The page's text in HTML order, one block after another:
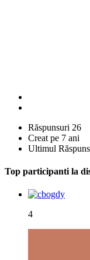
Răspunsuri 26
Creat pe 7 ani
Ultimul Răspuns
Top participanti la
4